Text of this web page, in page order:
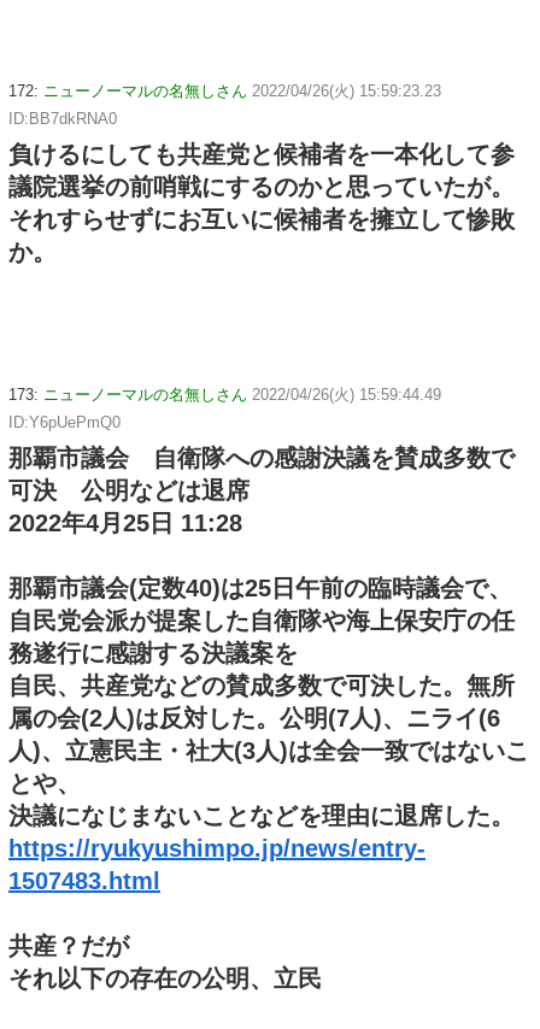
172: ニューノーマルの名無しさん 2022/04/26(火) 15:59:23.23
ID:BB7dkRNA0
負けるにしても共産党と候補者を一本化して参
議院選挙の前哨戦にするのかと思っていたが。
それすらせずにお互いに候補者を擁立して惨敗
か。
173: ニューノーマルの名無しさん 2022/04/26(火) 15:59:44.49
ID:Y6pUePmQ0
那覇市議会 自衛隊への感謝決議を賛成多数で
可決 公明などは退席
2022年4月25日 11:28
那覇市議会(定数40)は25日午前の臨時議会で、
自民党会派が提案した自衛隊や海上保安庁の任
務遂行に感謝する決議案を
自民、共産党などの賛成多数で可決した。無所
属の会(2人)は反対した。公明(7人)、ニライ(6
人)、立憲民主・社大(3人)は全会一致ではないこ
とや、
決議になじまないことなどを理由に退席した。
https://ryukyushimpo.jp/news/entry-
1507483.html
共産？だが
それ以下の存在の公明、立民